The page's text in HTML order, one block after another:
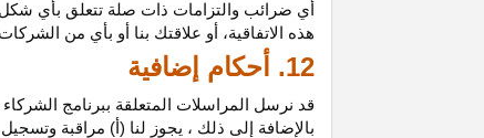
أي ضرائب والتزامات ذات صلة تتعلق بأي
هذه الاتفاقية، أو علاقتك بنا أو بأي من
12. أحكام إضافية
قد نرسل المراسلات المتعلقة ببرنامج
بالإضافة إلى ذلك ، يجوز لنا (أ) مراقبة